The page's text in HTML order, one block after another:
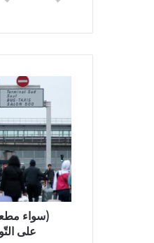
(سواء
على